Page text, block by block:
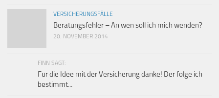
VERSICHERUNGSFÄLLE
Beratungsfehler – An wen soll ich mich wenden?
20. NOVEMBER 2014
FINN SAGT:
Für die Idee mit der Versicherung danke! Der folge ich
bestimmt...